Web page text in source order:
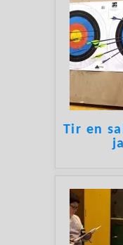
Tir en